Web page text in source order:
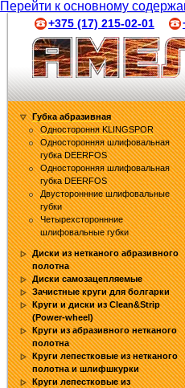
Перейти к основному
+375 (17) 215-02-01
Губка абразивная
Одностороння KLINGSPOR
Односторонняя шлифовальная
губка DEERFOS
Односторонняя шлифовальная
губка DEERFOS
Двустороннние шлифовальные
губки
Четырехстороннние
шлифовальные губки
Диски из нетканого абразивного
полотна
Диски самозацепляемые
Зачистные круги для болгарки
Круги и диски из Clean&Strip
(Power-wheel)
Круги из абразивного нетканого
полотна
Круги лепестковые из нетканого
полотна и шлифшкурки
Круги лепестковые из